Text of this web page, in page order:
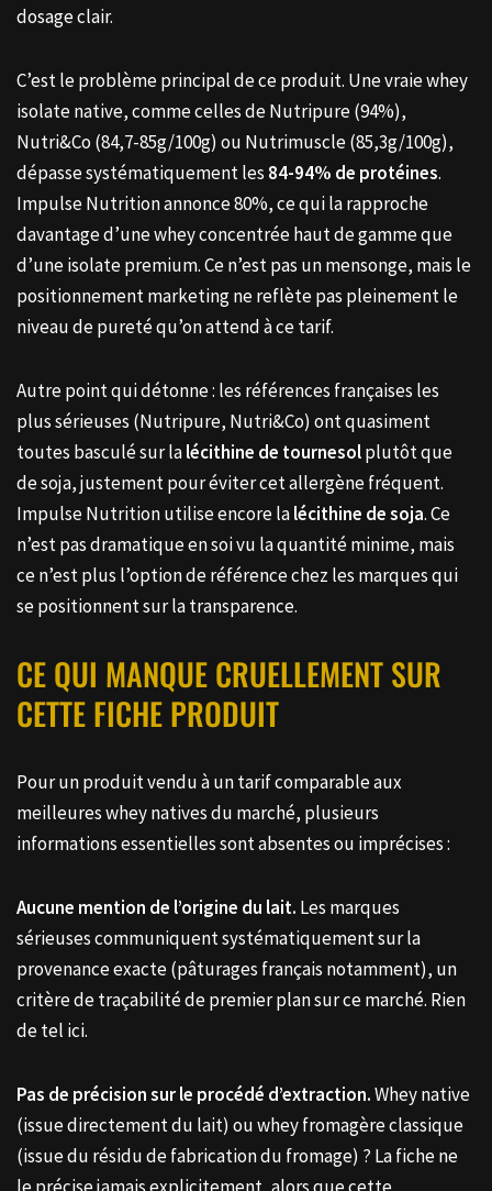
dosage clair.
C’est le problème principal de ce produit. Une vraie whey
isolate native, comme celles de Nutripure (94%),
Nutri&Co (84,7-85g/100g) ou Nutrimuscle (85,3g/100g),
dépasse systématiquement les 84-94% de protéines.
Impulse Nutrition annonce 80%, ce qui la rapproche
davantage d’une whey concentrée haut de gamme que
d’une isolate premium. Ce n’est pas un mensonge, mais le
positionnement marketing ne reflète pas pleinement le
niveau de pureté qu’on attend à ce tarif.
Autre point qui détonne : les références françaises les
plus sérieuses (Nutripure, Nutri&Co) ont quasiment
toutes basculé sur lalécithine de tournesolplutôt que
de soja, justement pour éviter cet allergène fréquent.
Impulse Nutrition utilise encore lalécithine de soja. Ce
n’est pas dramatique en soi vu la quantité minime, mais
ce n’est plus l’option de référence chez les marques qui
se positionnent sur la transparence.
CE QUI MANQUE CRUELLEMENT SUR
CETTE FICHE PRODUIT
Pour un produit vendu à un tarif comparable aux
meilleures whey natives du marché, plusieurs
informations essentielles sont absentes ou imprécises :
Aucune mention de l’origine du lait. Les marques
sérieuses communiquent systématiquement sur la
provenance exacte (pâturages français notamment), un
critère de traçabilité de premier plan sur ce marché. Rien
de tel ici.
Pas de précision sur le procédé d’extraction.Whey native
(issue directement du lait) ou whey fromagère classique
(issue du résidu de fabrication du fromage) ? La fiche ne